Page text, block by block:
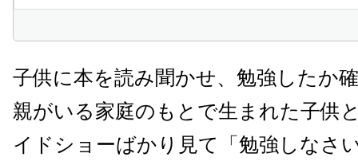
子供に本を読み聞かせ、勉強したか
親がいる家庭のもとで生まれた子供
イドショーばかり見て「勉強しなさ